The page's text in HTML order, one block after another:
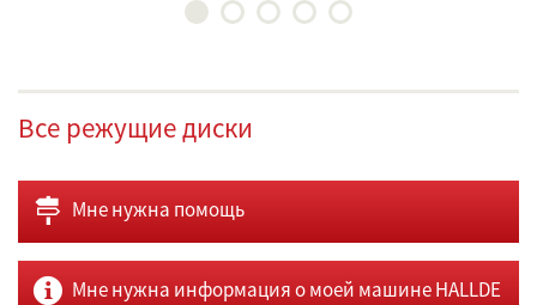
Bce pежущие диски
Мне нужна помощь
Мне нужна информация о моей машине HALLDE